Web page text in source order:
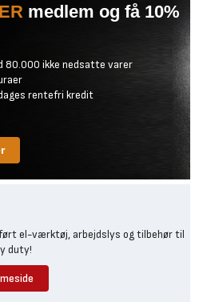
medlem og få 10%
80.000 ikke nedsatte varer
rentefri kredit
el-værktøj, arbejdslys og tilbehør til
duty!